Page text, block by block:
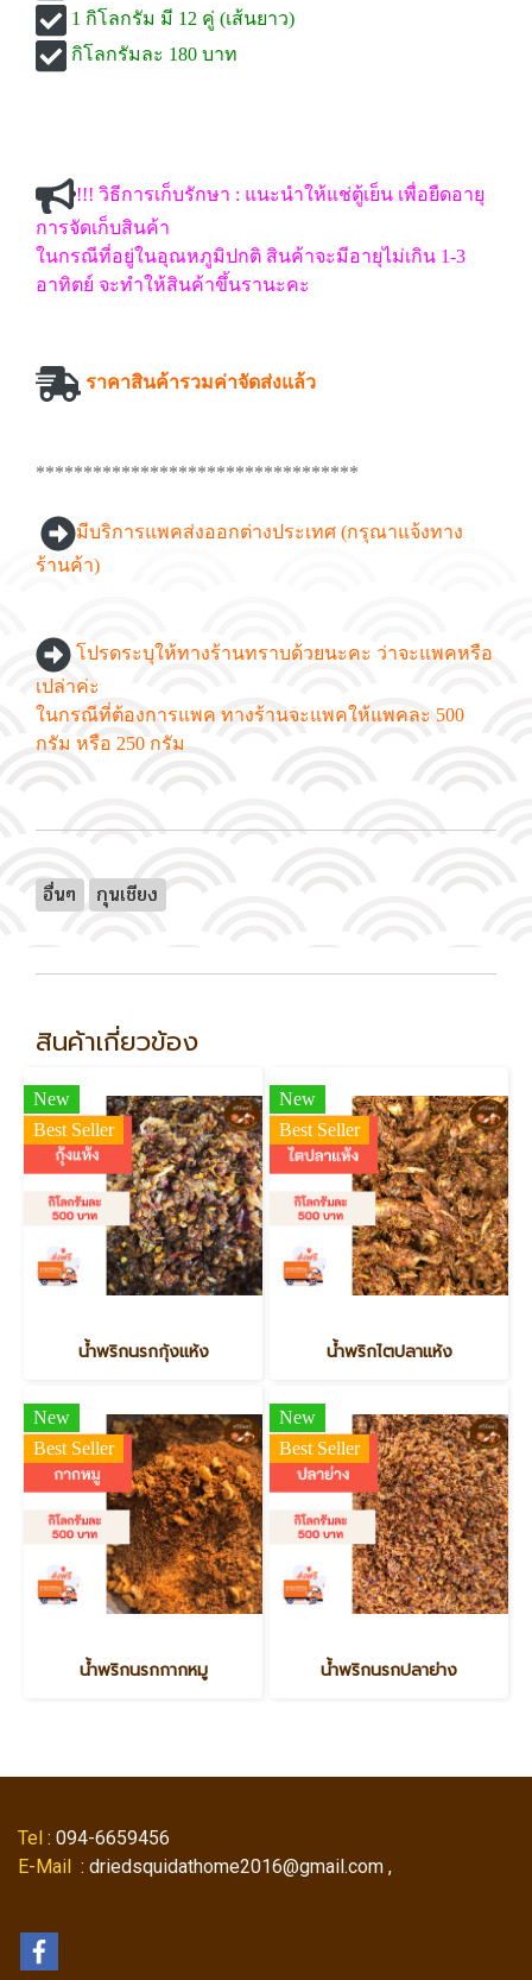
1 กิโลกรัม มี 12 คู่ (เส้นยาว)
กิโลกรัมละ 180 บาท
!!! วิธีการเก็บรักษา : แนะนำให้แช่ตู้เย็น เพื่อยืดอายุ
การจัดเก็บสินค้า
ในกรณีที่อยู่ในอุณหภูมิปกติ สินค้าจะมีอายุไม่เกิน 1-3
อาทิตย์ จะทำให้สินค้าขึ้นรานะคะ
ราคาสินค้ารวมค่าจัดส่งแล้ว
**********************************
มีบริการแพคส่งออกต่างประเทศ (กรุณาแจ้งทาง
ร้านค้า)
โปรดระบุให้ทางร้านทราบด้วยนะคะ ว่าจะแพคหรือ
เปล่าค่ะ
ในกรณีที่ต้องการแพค ทางร้านจะแพคให้แพคละ 500
กรัม หรือ 250 กรัม
อื่นๆ กุนเชียง
สินค้าเกี่ยวข้อง
New
Best Seller
น้ำพริกนรกกุ้งแห้ง
New
Best Seller
น้ำพริกไตปลาแห้ง
New
Best Seller
น้ำพริกนรกกากหมู
New
Best Seller
น้ำพริกนรกปลาย่าง
Tel : 094-6659456
E-Mail : driedsquidathome2016@gmail.com ,